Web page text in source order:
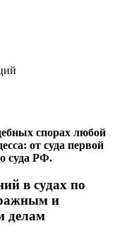
спорах любой
от суда первой
суда РФ.
в судах по
и
делам